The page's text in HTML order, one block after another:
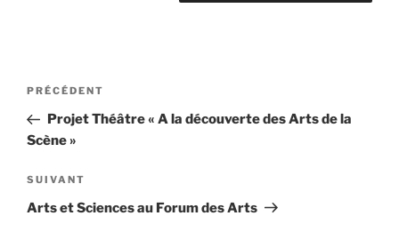
Navigation
l’article
Article
précédent
PRÉCÉDENT
Projet Théâtre « A la découverte des Arts de la
Scène »
Article
suivant
SUIVANT
Arts et Sciences au Forum des Arts